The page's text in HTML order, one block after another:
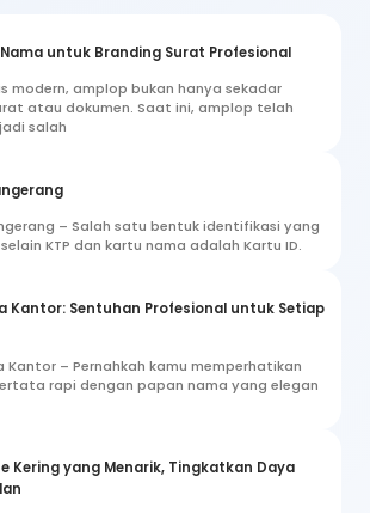
untuk Branding Surat Profesional
modern, amplop bukan hanya sekadar
atau dokumen. Saat ini, amplop telah
salah
– Salah satu bentuk identifikasi yang
KTP dan kartu nama adalah Kartu ID.
Kantor: Sentuhan Profesional untuk Setiap
Kantor – Pernahkah kamu memperhatikan
rapi dengan papan nama yang elegan
Kering yang Menarik, Tingkatkan Daya